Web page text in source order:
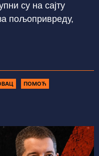
су на сајту
пољопривреду,
ПОМОЋ